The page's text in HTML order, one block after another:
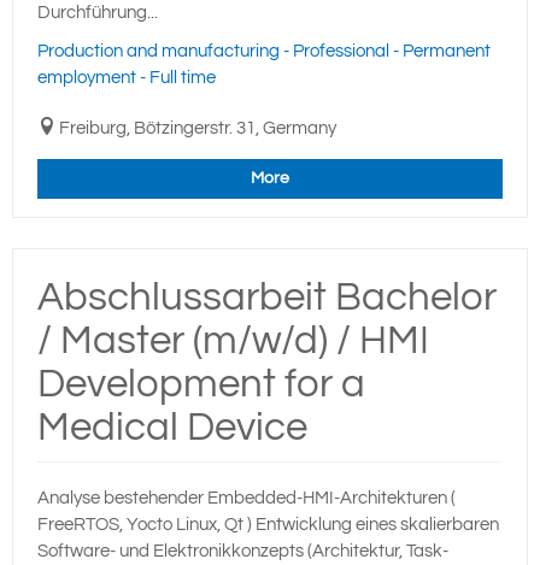
Durchführung...
Production and manufacturing - Professional - Permanent
employment - Full time
Freiburg, Bötzingerstr. 31, Germany
More
Abschlussarbeit Bachelor
/ Master (m/w/d) / HMI
Development for a
Medical Device
Analyse bestehender Embedded-HMI-Architekturen (
FreeRTOS, Yocto Linux, Qt ) Entwicklung eines skalierbaren
Software- und Elektronikkonzepts (Architektur, Task-